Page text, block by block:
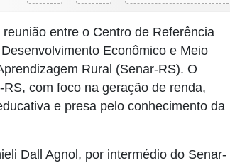
entre o Centro de Referência
Econômico e Meio
Rural (Senar-RS). O
com foco na geração de renda,
e presa pelo conhecimento da
Dall Agnol, por intermédio do Senar-